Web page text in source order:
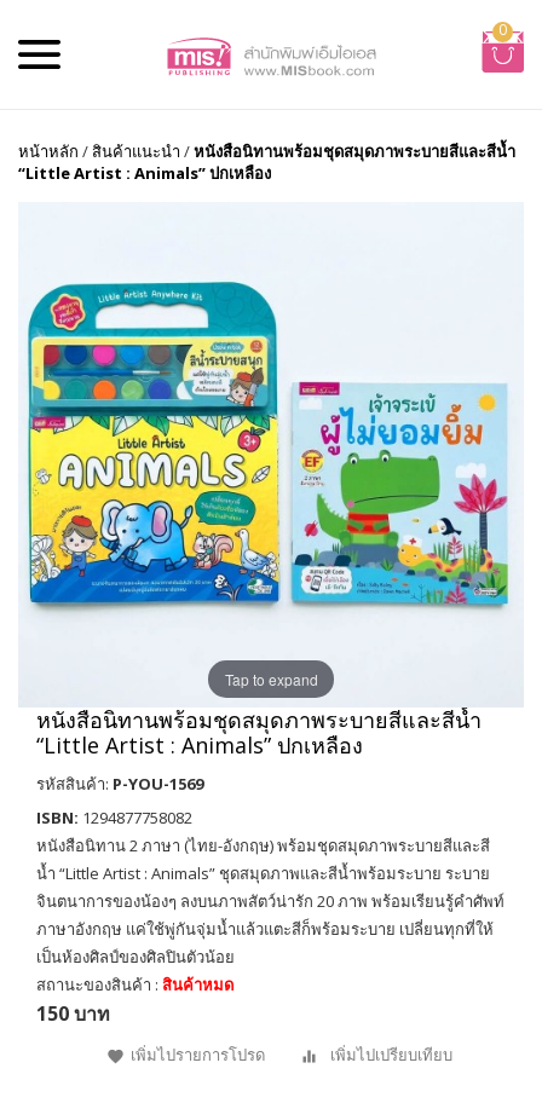
0
หน้าหลัก /สินค้าแนะนำ /หนังสือนิทานพร้อมชุดสมุดภาพระบายสีและสีน้ำ
“Little Artist : Animals” ปกเหลือง
Tap to expand
หนังสือนิทานพร้อมชุดสมุดภาพระบายสีและสีน้ำ
“Little Artist : Animals” ปกเหลือง
รหัสสินค้า: P-YOU-1569
ISBN: 1294877758082
หนังสือนิทาน 2 ภาษา (ไทย-อังกฤษ) พร้อมชุดสมุดภาพระบายสีและสี
น้ำ “Little Artist : Animals” ชุดสมุดภาพและสีน้ำพร้อมระบาย ระบาย
จินตนาการของน้องๆ ลงบนภาพสัตว์น่ารัก 20 ภาพ พร้อมเรียนรู้คำศัพท์
ภาษาอังกฤษ แค่ใช้พู่กันจุ่มน้ำแล้วแตะสีก็พร้อมระบาย เปลี่ยนทุกที่ให้
เป็นห้องศิลป์ของศิลปินตัวน้อย
สถานะของสินค้า : สินค้าหมด
150 บาท
เพิ่มไปรายการโปรด เพิ่มไปเปรียบเทียบ